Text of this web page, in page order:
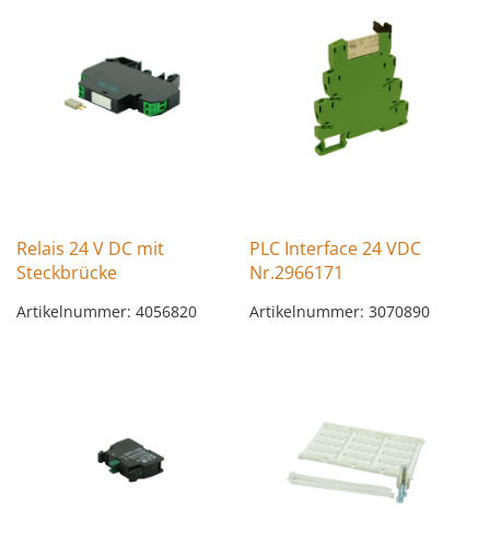
Relais 24 V DC mit
Steckbrücke
Artikelnummer: 4056820
PLC Interface 24 VDC
Nr.2966171
Artikelnummer: 3070890